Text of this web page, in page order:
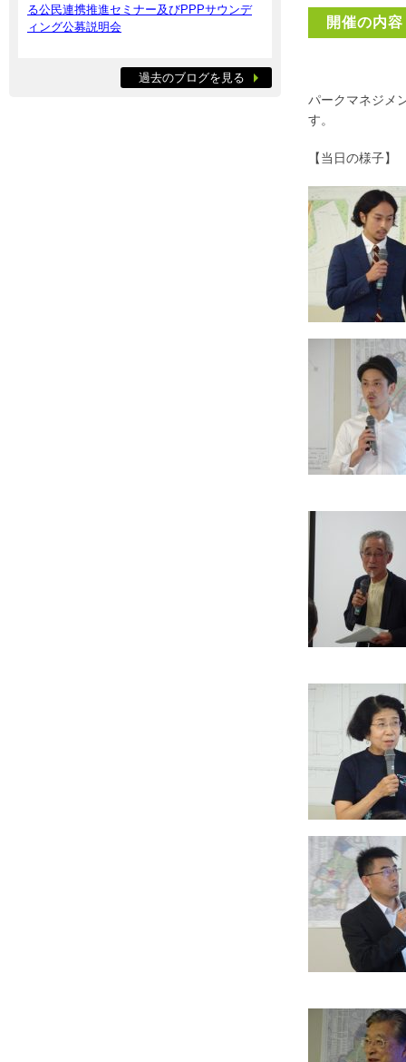
開催の内容
パークマネジメ
す。
【当日の様子】
る公民連携推進セミナー及びPPPサウンデ
ィング公募説明会
過去のブログを見る